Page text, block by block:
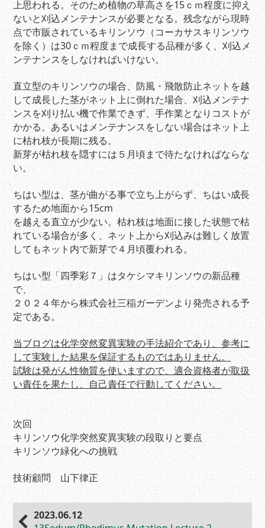
上思われる。そのため植物の草高さを15ｃｍ程度に抑え
ないと刈込メンテナンスが必要となる。残念ながら現時
点で市販されているキリンソウ（コーカサスキリンソウ
を除く）は30ｃｍ程度まで成長する品種が多く、刈込メ
ンテナンスをしなければいけない。
直立型のキリンソウの場合、防風・飛散防止ネットを越
して成長した茎がネット上に倒れた場合、刈込メンテナ
ンスを刈り払い機で作業できず、手作業となりコストが
かかる。あるいはメンテナンスをしない場合はネット上
に枯れ枝が長期に残る。
新芽が枯れ枝を隠すには５月頃まで待たなければならな
い。
ちはい型は、茎が曲がる事で立ち上がらず、ちはい成長
するため地面から15cm
を越える直立が少ない。枯れ枝は地面に接した状態で枯
れている場合が多く、ネット上から刈込みは難しく放置
してもネット内で新芽で４月頃覆われる。
ちはい型「四季彩７」はタケシマキリンソウの新品種
で、
２０２４年から株式会社三稲ガーデンより発売される予
定である。
当ブログは化学突然変異実験の手法紹介であり、参考に
して実験した結果を保証するものではありません。
試験は発がん性物質を使いますので、適合資格者が取扱
い責任を果たし、自己責任で行動してください。
次回
キリンソウ化学突然変異実験の段取りと要点
キリンソウ緑化への挑戦
技術顧問 山下律正
2023.06.12